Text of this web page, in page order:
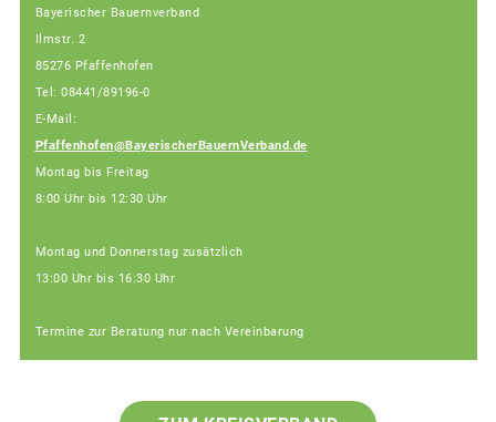
Bayerischer Bauernverband
Ilmstr. 2
85276 Pfaffenhofen
Tel: 08441/89196-0
E-Mail:
Pfaffenhofen@BayerischerBauernVerband.de
Montag bis Freitag
8:00 Uhr bis 12:30 Uhr
Montag und Donnerstag zusätzlich
13:00 Uhr bis 16:30 Uhr
Termine zur Beratung nur nach Vereinbarung